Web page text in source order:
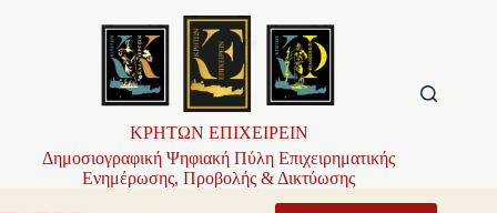
ΚΡΗΤΩΝ ΕΠΙΧΕΙΡΕΙΝ
Δημοσιογραφική Ψηφιακή Πύλη Επιχειρηματικής
Ενημέρωσης, Προβολής & Δικτύωσης